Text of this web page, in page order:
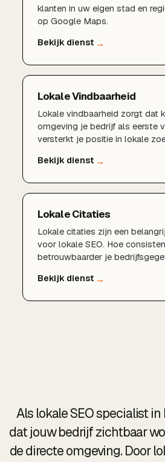
klanten in uw eigen stad en
op Google Maps.
Lokale Vindbaarheid
Lokale vindbaarheid zorgt dat
omgeving je bedrijf als eerste
versterkt je positie in lokale
Lokale Citaties
Lokale citaties zijn een
voor lokale SEO. Hoe
betrouwbaarder je
je onderneming heeft. Wij
Als lokale SEO specialist in
dat jouw bedrijf zichtbaar
de directe omgeving. Door